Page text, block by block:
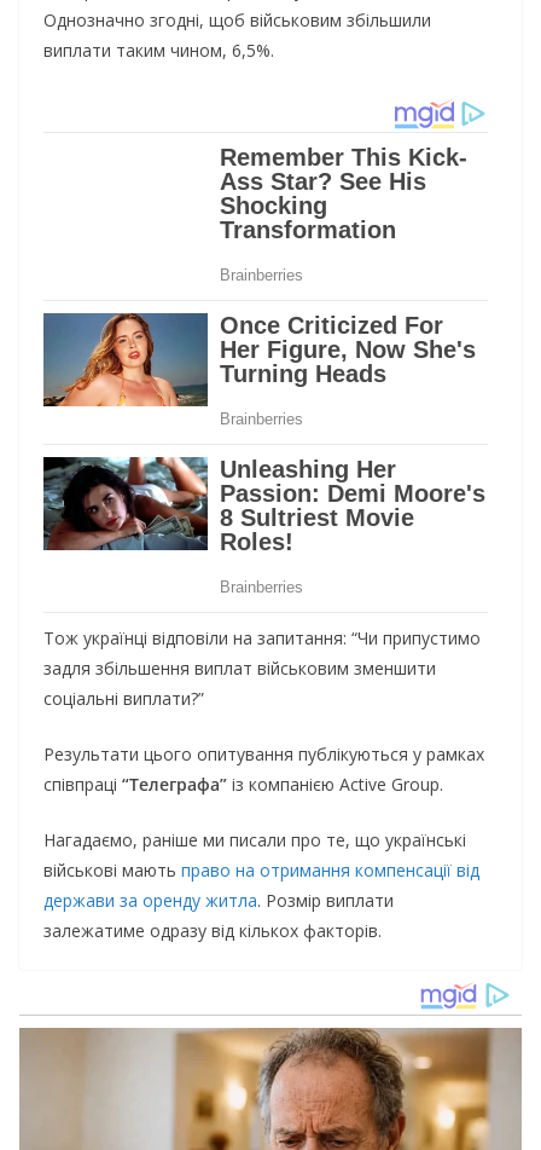
Однозначно згодні, щоб військовим збільшили
виплати таким чином, 6,5%.
Тож українці відповіли на запитання: “Чи припустимо
задля збільшення виплат військовим зменшити
соціальні виплати?”
Результати цього опитування публікуються у рамках
співпраці “Телеграфа” із компанією Active Group.
Нагадаємо, раніше ми писали про те, що українські
військові мають право на отримання компенсації від
держави за оренду житла. Розмір виплати
залежатиме одразу від кількох факторів.